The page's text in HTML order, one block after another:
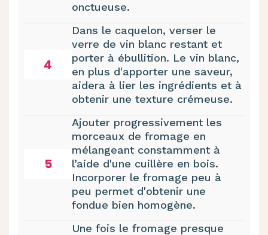
onctueuse.
4
Dans le caquelon, verser le
verre de vin blanc restant et
porter à ébullition. Le vin blanc,
en plus d'apporter une saveur,
aidera à lier les ingrédients et à
obtenir une texture crémeuse.
5
Ajouter progressivement les
morceaux de fromage en
mélangeant constamment à
l’aide d'une cuillère en bois.
Incorporer le fromage peu à
peu permet d'obtenir une
fondue bien homogène.
Une fois le fromage presque